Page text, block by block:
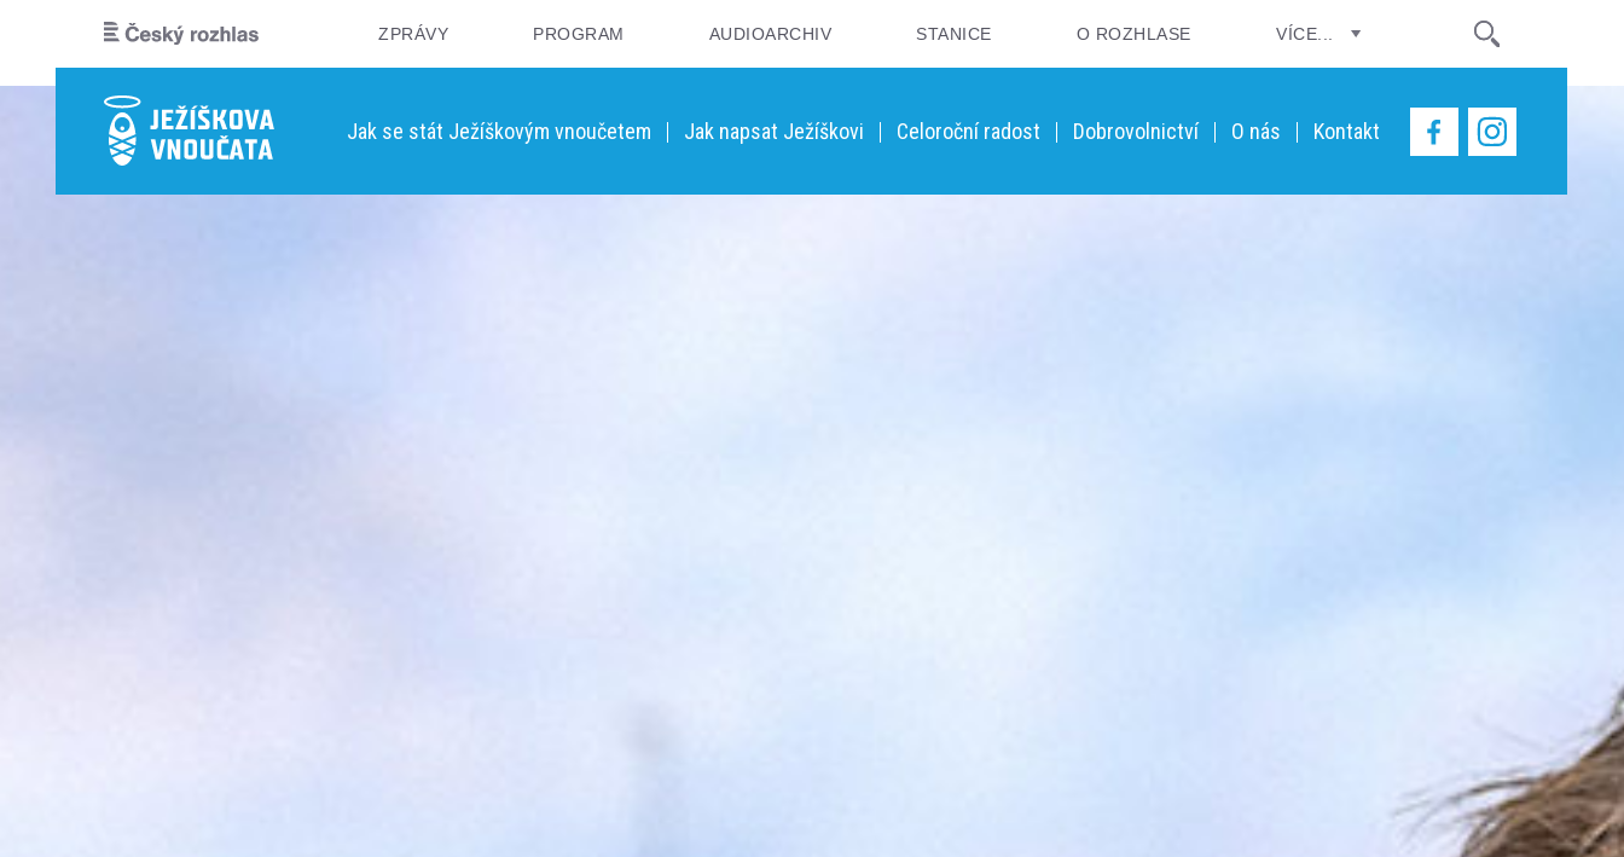
ZPRÁVY PROGRAM AUDIOARCHIV STANICE O ROZHLASE VÍCE...
Jak se stát Ježíškovým vnoučetem Jak napsat Ježíškovi Celoroční radost Dobrovolnictví O nás Kontakt